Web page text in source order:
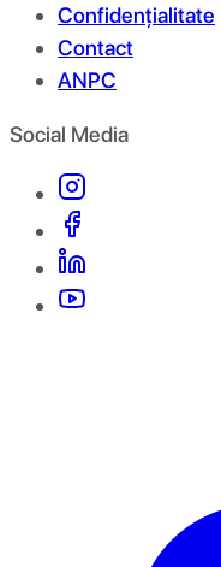
Confidențialitate
Contact
ANPC
Social Media